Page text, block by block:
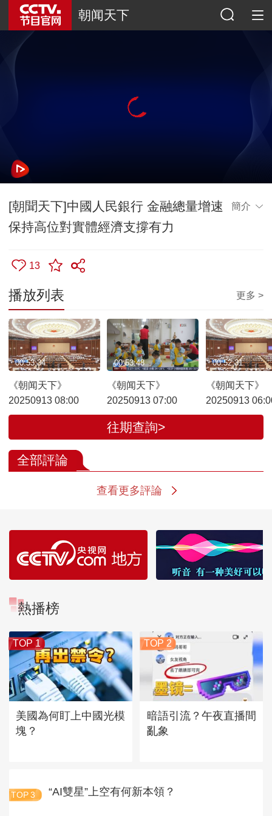
朝闻天下
[朝聞天下]中國人民銀行 金融總量增速
保持高位對實體經濟支撐有力
簡介
13
播放列表 更多 >
《朝闻天下》
20250913 08:00
00:53:34
《朝闻天下》
20250913 07:00
00:53:48
《朝闻天下》
20250913
00:52:31
往期查詢>
全部評論
查看更多評論
熱播榜
TOP 1
美國為何盯上中國光模
塊？
TOP 2
暗語引流？午夜直播間
亂象
TOP 3 “AI雙星”上空有何新本領？